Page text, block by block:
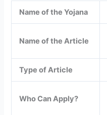
Name of the Yojana
Name of the Article
Type of Article
Who Can Apply?